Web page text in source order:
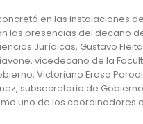
en las instalaciones
las presencias del decano
Jurídicas, Gustavo
vicedecano de la
Victoriano Eraso
subsecretario de
uno de los coordinadores